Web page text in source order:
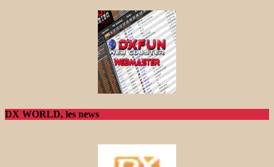
DX WORLD, les news